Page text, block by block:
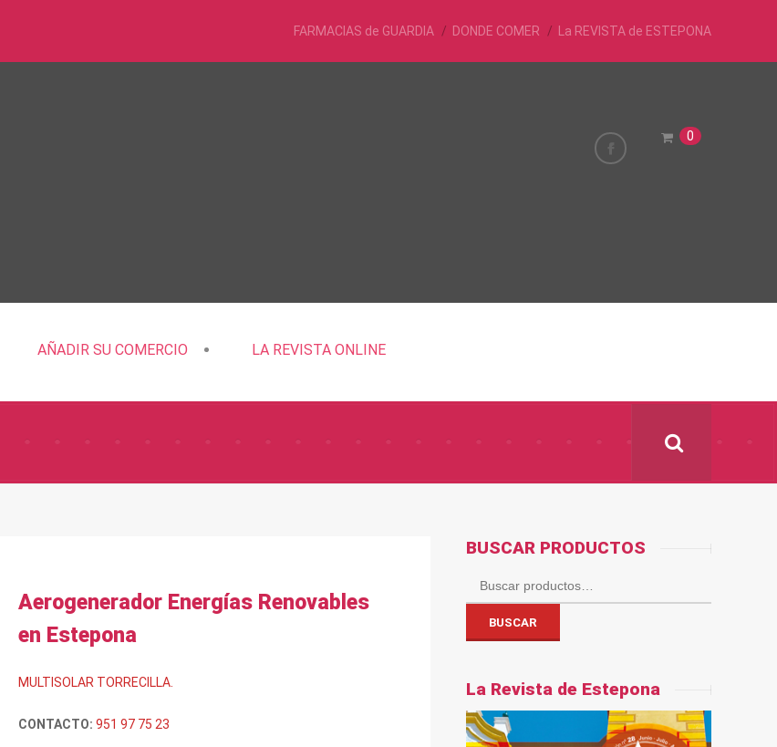
FARMACIAS de GUARDIA DONDE COMER La REVISTA de ESTEPONA
0
AÑADIR SU COMERCIO LA REVISTA ONLINE
Aerogenerador Energías Renovables
en Estepona
MULTISOLAR TORRECILLA.
CONTACTO: 951 97 75 23
BUSCAR PRODUCTOS
Buscar
BUSCAR
La Revista de Estepona